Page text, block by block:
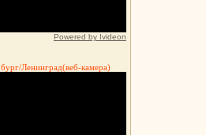
Powered by Ivideon
Ленинград(веб-камера)